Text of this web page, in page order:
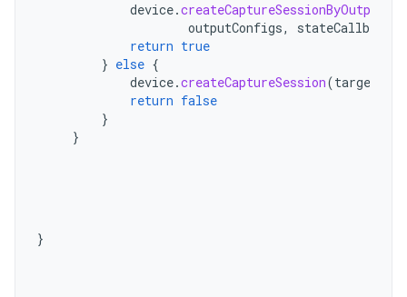
device.
outputConfigs, stateCallback
return true
} else {
device.createCaptureSession(targets
return false
}
}
}